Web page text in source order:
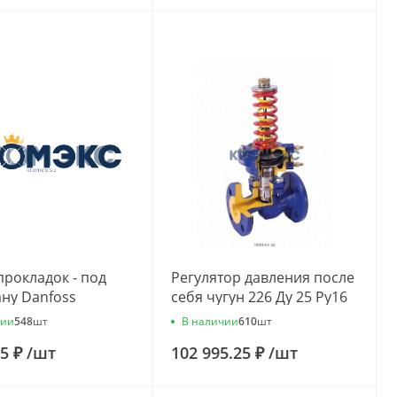
- под
Danfoss
548шт
₽/шт
Регулятор давления после
себя чугун 226 Ду 25 Ру16
фл 0.4-7 Kvs=4м3/ч
В наличии610шт
102 995.25 ₽/шт